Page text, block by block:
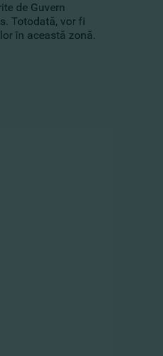
de Guvern
Totodată, vor fi
în această zonă.